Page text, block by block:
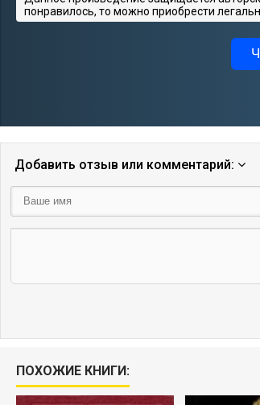
понравилось, то можно приобрести
Добавить отзыв или комментарий:
ПОХОЖИЕ КНИГИ: